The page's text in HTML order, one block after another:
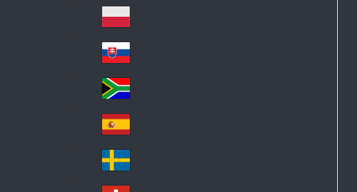
s
ala
nd
rw
ay
Pol
an
d
Slo
va
kia
So
uth
Af
ric
a
Sp
ain
Sw